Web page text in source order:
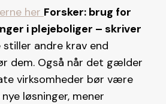
her Forsker: brug for
i plejeboliger – skriver
andre krav end
dem. Også når det gælder
virksomheder bør være
løsninger, mener